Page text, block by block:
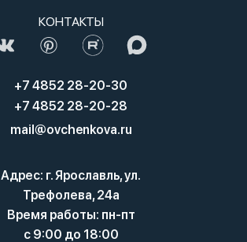
КОНТАКТЫ
+7 4852 28-20-30
+7 4852 28-20-28
mail@ovchenkova.ru
Адрес: г. Ярославль, ул.
Трефолева, 24а
Время работы: пн-пт
с 9:00 до 18:00